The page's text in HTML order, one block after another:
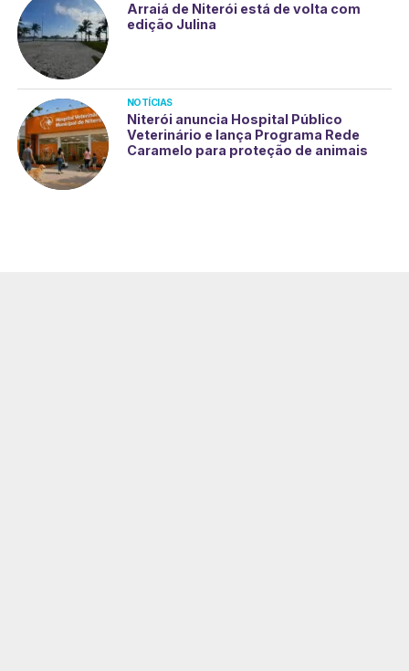
Arraiá de Niterói está de volta com
edição Julina
NOTÍCIAS
Niterói anuncia Hospital Público
Veterinário e lança Programa Rede
Caramelo para proteção de animais